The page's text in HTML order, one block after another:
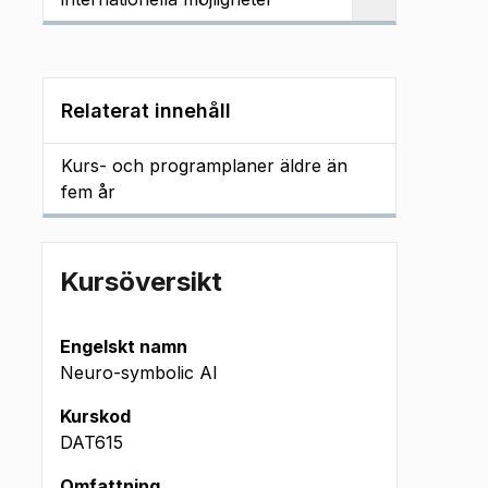
Relaterat innehåll
Kurs- och programplaner äldre än
fem år
Kursöversikt
Engelskt namn
Neuro-symbolic AI
Kurskod
DAT615